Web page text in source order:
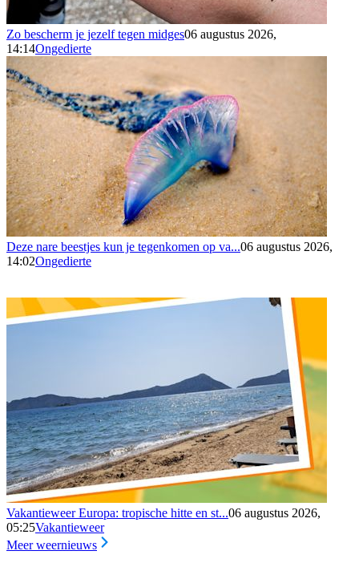
Zo bescherm je jezelf tegen midges06 augustus 2026,
14:14Ongedierte
Deze nare beestjes kun je tegenkomen op va...06 augustus 2026,
14:02Ongedierte
Vakantieweer Europa: tropische hitte en st...06 augustus 2026,
05:25Vakantieweer
Meer weernieuws